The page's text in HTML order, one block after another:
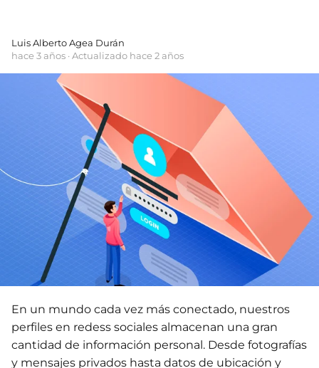
Luis Alberto Agea Durán
hace 3 años · Actualizado hace 2 años
En un mundo cada vez más conectado, nuestros
perfiles en redess sociales almacenan una gran
cantidad de información personal. Desde fotografías
y mensajes privados hasta datos de ubicación y